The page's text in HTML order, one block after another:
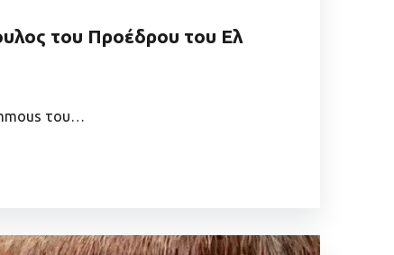
του Προέδρου του Ελ
του…